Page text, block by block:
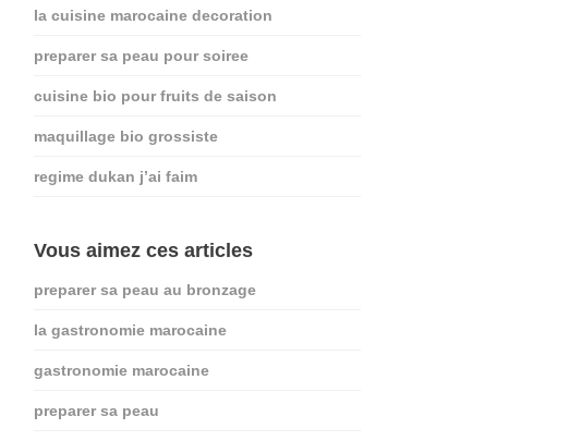
la cuisine marocaine decoration
preparer sa peau pour soiree
cuisine bio pour fruits de saison
maquillage bio grossiste
regime dukan j’ai faim
Vous aimez ces articles
preparer sa peau au bronzage
la gastronomie marocaine
gastronomie marocaine
preparer sa peau